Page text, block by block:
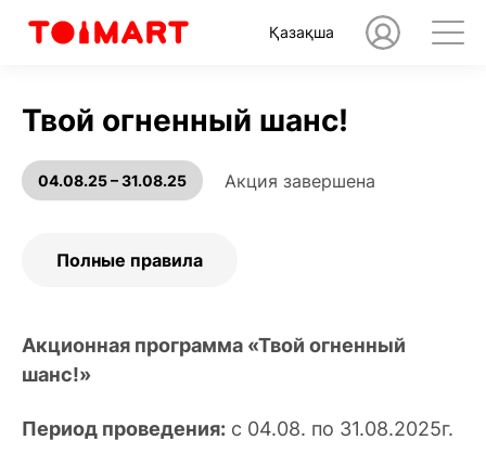
Қазақша
Твой огненный шанс!
04.08.25 – 31.08.25 Акция завершена
Полные правила
Акционная программа «Твой огненный
шанс!»
Период проведения: с 04.08. по 31.08.2025г.